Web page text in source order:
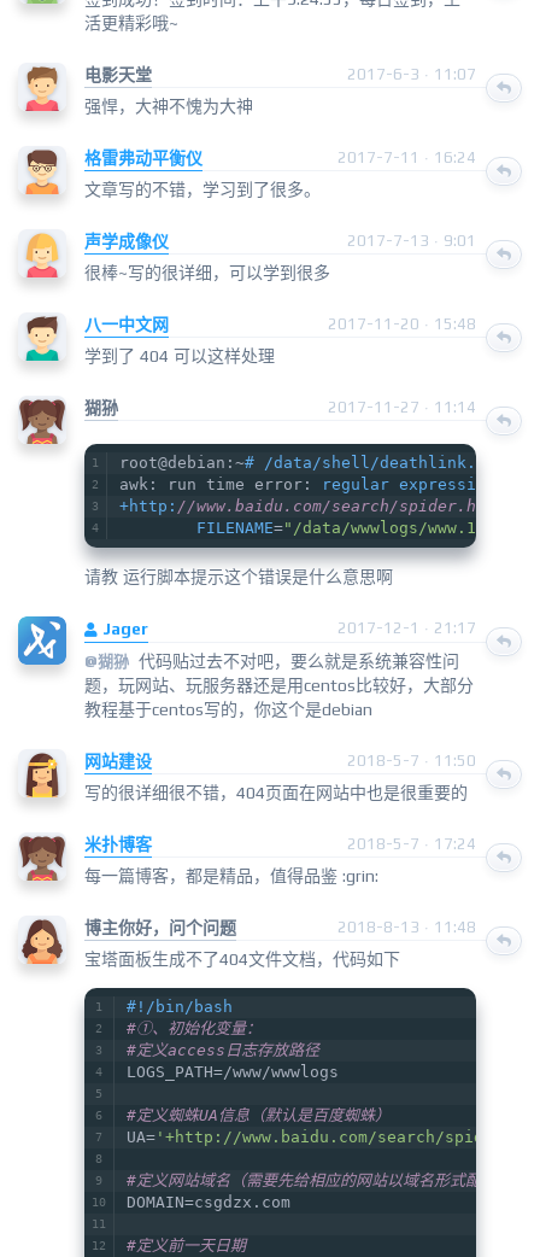
活更精彩哦~
电影天堂 2017-6-3 · 11:07
强悍，大神不愧为大神
格雷弗动平衡仪 2017-7-11 · 16:24
文章写的不错，学习到了很多。
声学成像仪 2017-7-13 · 9:01
很棒~写的很详细，可以学到很多
八一中文网 2017-11-20 · 15:48
学到了 404 可以这样处理
猢狲 2017-11-27 · 11:14
root@debian:~# /data/shell/deathlink.sh
awk: run time error:
regular expression
+http: //www.baidu.com/search/spider.html
        FILENAME
="/data/wwwlogs/
请教 运行脚本提示这个错误是什么意思啊
Jager
2017-12-1 · 21:17
@猢狲 代码贴过去不对吧，要么就是系统兼容性问
题，玩网站、玩服务器还是用centos比较好，大部分
教程基于centos写的，你这个是debian
网站建设 2018-5-7 · 11:50
写的很详细很不错，404页面在网站中也是很重要的
米扑博客 2018-5-7 · 17:24
每一篇博客，都是精品，值得品鉴 :grin:
博主你好，问个问题 2018-8-13 · 11:48
宝塔面板生成不了404文件文档，代码如下
#!/bin/bash
#①、初始化变量：
#定义access日志存放路径
LOGS_PATH=/www/wwwlogs
#定义蜘蛛UA信息（默认是百度蜘蛛）
UA= '+http://www.baidu.com/search/
#定义网站域名（需要先给相应的网站以域名形式配置
DOMAIN=csgdzx.com
#定义前一天日期